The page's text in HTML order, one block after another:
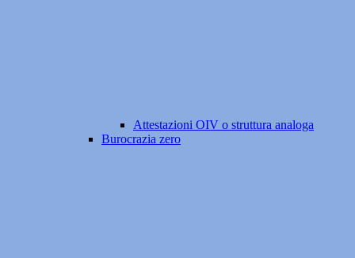
Attestazioni OIV o struttura analoga
Burocrazia zero